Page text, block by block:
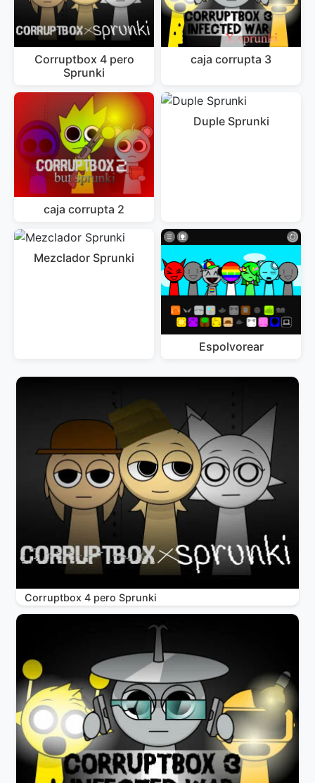
Corruptbox 4 pero
Sprunki
caja corrupta 3
caja corrupta 2
Duple Sprunki
Mezclador Sprunki
Espolvorear
Corruptbox 4 pero Sprunki